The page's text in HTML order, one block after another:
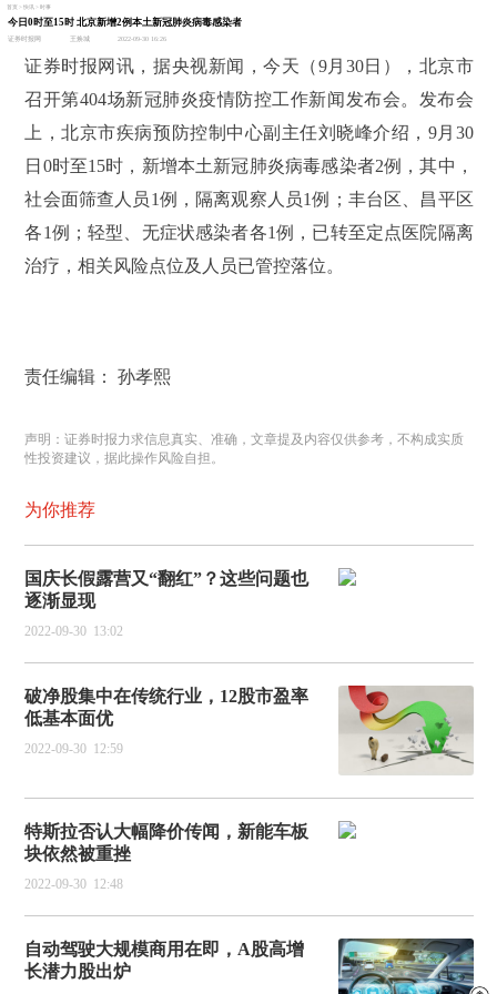
首页 > 快讯 > 时事
今日0时至15时 北京新增2例本土新冠肺炎病毒感染者
证券时报网 王焕城 2022-09-30 16:26
证券时报网讯，据央视新闻，今天（9月30日），北京市
召开第404场新冠肺炎疫情防控工作新闻发布会。发布会
上，北京市疾病预防控制中心副主任刘晓峰介绍，9月30
日0时至15时，新增本土新冠肺炎病毒感染者2例，其中，
社会面筛查人员1例，隔离观察人员1例；丰台区、昌平区
各1例；轻型、无症状感染者各1例，已转至定点医院隔离
治疗，相关风险点位及人员已管控落位。
责任编辑： 孙孝熙
声明：证券时报力求信息真实、准确，文章提及内容仅供参考，不构成实质
性投资建议，据此操作风险自担。
为你推荐
国庆长假露营又“翻红”？这些问题也
逐渐显现
2022-09-30 13:02
破净股集中在传统行业，12股市盈率
低基本面优
2022-09-30 12:59
特斯拉否认大幅降价传闻，新能车板
块依然被重挫
2022-09-30 12:48
自动驾驶大规模商用在即，A股高增
长潜力股出炉